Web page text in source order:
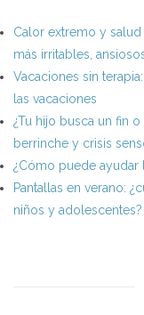
Calor extremo y
más irritables,
Vacaciones sin
las vacaciones
¿Tu hijo busca un fin
berrinche y crisis
¿Cómo puede ayudar
Pantallas en verano:
niños y adolescentes?